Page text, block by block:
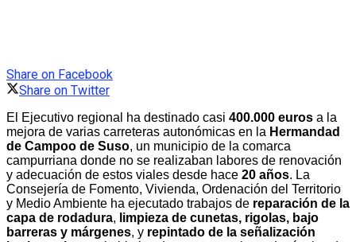
Share on Facebook
Share on Twitter
El Ejecutivo regional ha destinado casi 400.000 euros a la
mejora de varias carreteras autonómicas en la Hermandad
de Campoo de Suso, un municipio de la comarca
campurriana donde no se realizaban labores de renovación
y adecuación de estos viales desde hace 20 años. La
Consejería de Fomento, Vivienda, Ordenación del Territorio
y Medio Ambiente ha ejecutado trabajos de reparación de la
capa de rodadura, limpieza de cunetas, rigolas, bajo
barreras y márgenes, y repintado de la señalización